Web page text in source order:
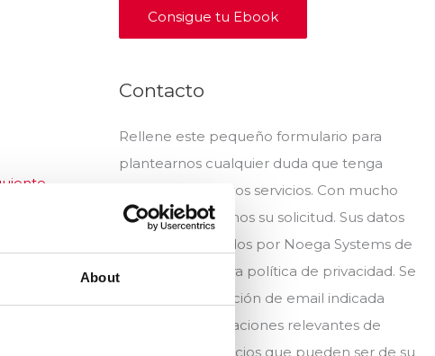
About
Consigue tu Ebook
Contacto
Rellene este pequeño formulario para
plantearnos cualquier duda que tenga
acerca de nuestros servicios. Con mucho
gusto atenderemos su solicitud. Sus datos
serán almacenados por Noega Systems de
acuerdo a nuestra política de privacidad. Se
enviará a la dirección de email indicada
noticias e informaciones relevantes de
productos y servicios que pueden ser de su